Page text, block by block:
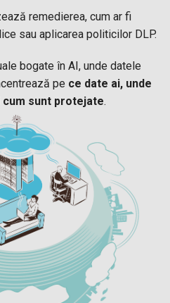
remedierea, cum ar fi
sau aplicarea politicilor DLP.
bogate în AI, unde datele
pe ce date ai, unde
cum sunt protejate.